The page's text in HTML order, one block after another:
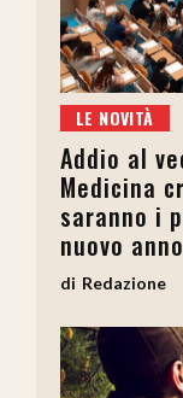
LE NOVITÀ
Addio al
Medicina
saranno i
nuovo
Redazione